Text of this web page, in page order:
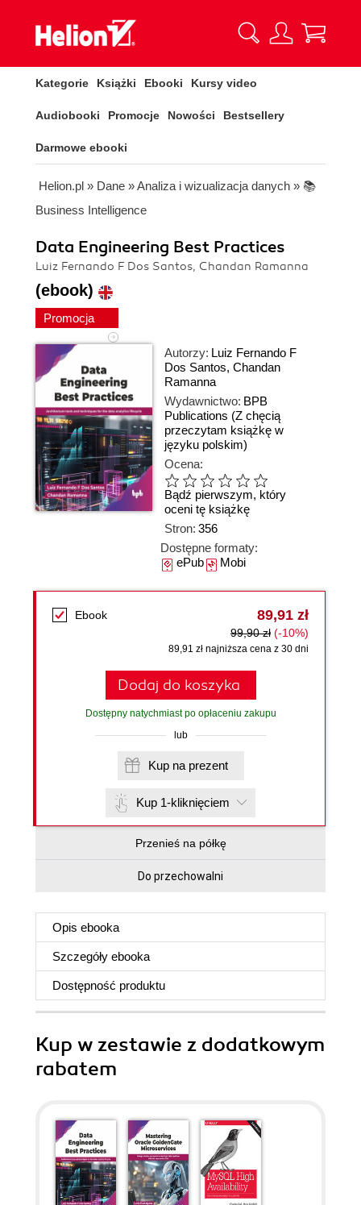
Kategorie Książki Ebooki Kursy video
Audiobooki Promocje Nowości Bestsellery
Darmowe ebooki
Helion.pl » Dane »Analiza i wizualizacja danych » 📚
Business Intelligence
Data Engineering Best Practices
Luiz Fernando F Dos Santos, Chandan Ramanna
(ebook)
Promocja
Autorzy: Luiz Fernando F
Dos Santos, Chandan
Ramanna
Wydawnictwo: BPB
Publications (Z chęcią
przeczytam książkę w
języku polskim)
Ocena:
Bądź pierwszym, który
oceni tę książkę
Stron: 356
Dostępne formaty:
ePubMobi
Ebook 89,91 zł
99,90 zł (-10%)
89,91 zł najniższa cena z 30 dni
Dodaj do koszyka
Dostępny natychmiast po opłaceniu zakupu
lub
Kup na prezent
Kup 1-kliknięciem
Przenieś na półkę
Do przechowalni
Opis ebooka
Szczegóły ebooka
Dostępność produktu
Kup w zestawie z dodatkowym
rabatem